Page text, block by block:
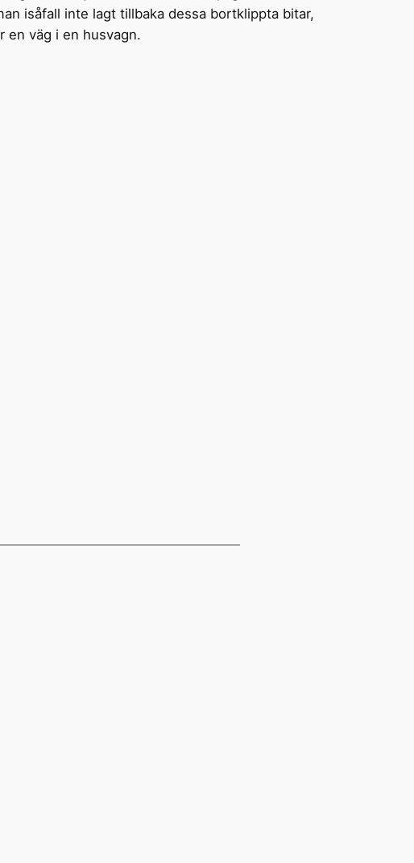
isåfall inte lagt tillbaka dessa bortklippta bitar,
en väg i en husvagn.